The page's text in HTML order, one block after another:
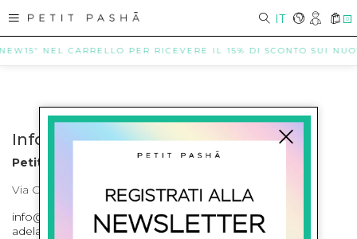
IT 0
NEL CARRELLO PER RICEVERE IL 15% DI SCONTO SUI
Info contatti
Petit Pasha
Via Cilea, 255 Napoli Corso Umberto I 301 Napoli
info@petitpasha.com, petitpasha@hotmail.it,
adelaide.petitpasha@hotmail.com